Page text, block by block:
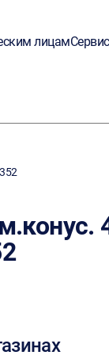
лицам